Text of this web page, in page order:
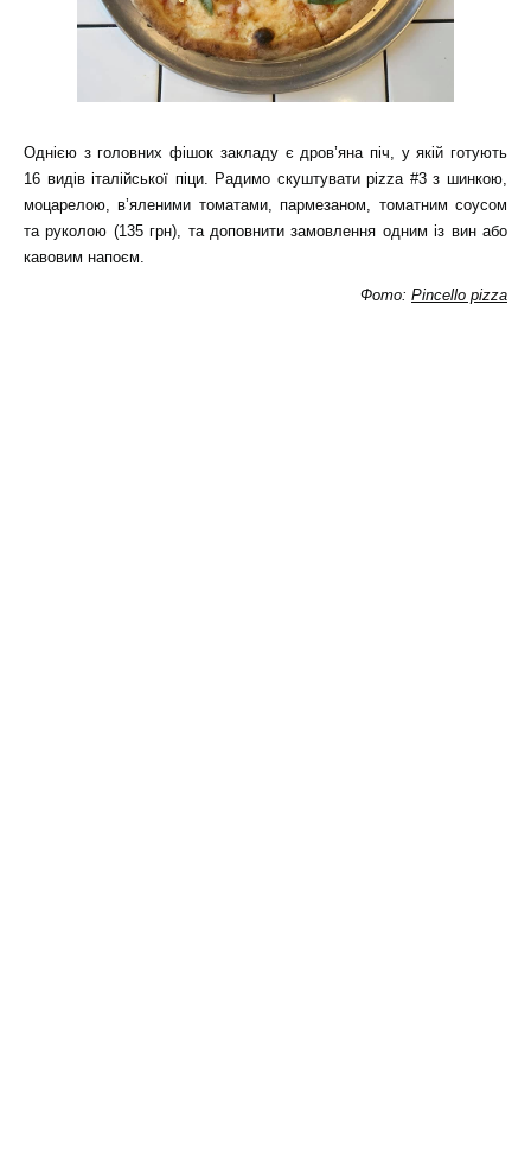
Однією з головних фішок закладу є дров’яна піч, у якій готують
16 видів італійської піци. Радимо скуштувати pizza #3 з шинкою,
моцарелою, в’яленими томатами, пармезаном, томатним соусом
та руколою (135 грн), та доповнити замовлення одним із вин або
кавовим напоєм.
Фото: Pincello pizza